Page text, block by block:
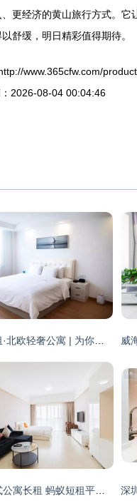
更经济的黄山旅行方式。
舒缓，明日精彩值得期待。
www.365cfw.com/
2026-08-04 00:04:46